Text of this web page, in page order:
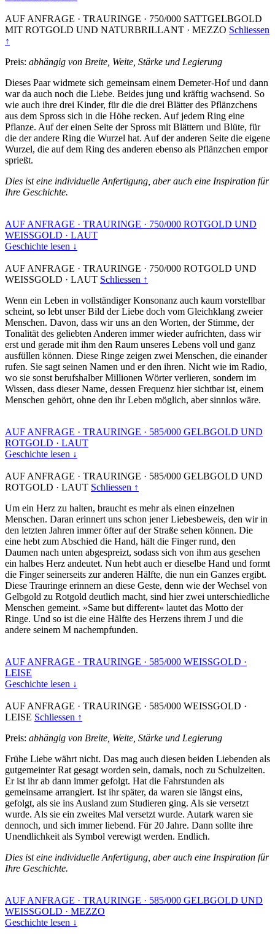
AUF ANFRAGE · TRAURINGE · 750/000 SATTGELBGOLD
MIT ROTGOLD UND NATURBRILLANT · MEZZO Schliessen
↑
Preis: abhängig von Breite, Weite, Stärke und Legierung
Dieses Paar widmete sich gemeinsam einem Demeter-Hof und dann
war da auch noch die Liebe. Beides jung und kräftig wachsend. So
wie auch ihre drei Kinder, für die die drei Blätter des Pflänzchens
aus dem Spross sich in die Höhe recken. Auf jedem Ring eine
Pflanze. Auf der einen Seite der Spross mit Blättern und Blüte, für
die der andere Ring die Wurzel hat. Auf der anderen Seite die eigene
Wurzel, die auf dem Ring des anderen ebenso als Pflänzchen empor
sprießt.
Dies ist eine individuelle Anfertigung, aber auch eine Inspiration für
Ihre Geschichte.
AUF ANFRAGE · TRAURINGE · 750/000 ROTGOLD UND
WEISSGOLD · LAUT
Geschichte lesen ↓
AUF ANFRAGE · TRAURINGE · 750/000 ROTGOLD UND
WEISSGOLD · LAUT Schliessen ↑
Wenn ein Leben in vollständiger Konsonanz auch kaum vorstellbar
scheint, so lebt unser Bild der Liebe doch vom Gleichklang zweier
Menschen. Davon, dass wir uns an den Worten, der Stimme, der
Tonalität des geliebten Anderen immer wieder aufrichten, dass wir
erst und gerade mit ihm den Raum unseres Lebens voll und ganz
ausfüllen können. Diese Ringe zeigen zwei Menschen, die einander
rufen. Sie sagt seinen Namen und er den ihren. Nicht wie im Radio,
wo sie sonst berufshalber Millionen Wörter verlieren, sondern im
Wissen, dass dieser Name, dessen Frequenz hier sichtbar ist, einem
Menschen gehört, ohne den ihr Leben möglich, aber sinnlos wäre.
AUF ANFRAGE · TRAURINGE · 585/000 GELBGOLD UND
ROTGOLD · LAUT
Geschichte lesen ↓
AUF ANFRAGE · TRAURINGE · 585/000 GELBGOLD UND
ROTGOLD · LAUT Schliessen ↑
Um ein Herz zu halten, braucht es mehr als einen einzelnen
Menschen. Daran erinnert uns schon jener Liebesbeweis, den wir in
den letzten Jahren immer öfter auf der Straße sehen können. Die
eine hebt zum Abschied die Hand, hält die Finger rund, den
Daumen nach unten abgespreizt, sodass sich von ihm aus gesehen
ein halbes Herz andeutet. Nun hebt auch er dieselbe Hand und formt
die Finger seinerseits zur anderen Hälfte, die nun ein Ganzes ergibt.
Diese Trauringe erinnern an diese Geste, denn wie der Wechsel von
Gelbgold zu Rotgold deutlich macht, sind hier zwei unterschiedliche
Menschen gemeint. »Same but different« lautet das Motto der
Ringe. Und so ist die eine Hälfte des Herzens ihrem J und die
andere seinem M nachempfunden.
AUF ANFRAGE · TRAURINGE · 585/000 WEISSGOLD ·
LEISE
Geschichte lesen ↓
AUF ANFRAGE · TRAURINGE · 585/000 WEISSGOLD ·
LEISE Schliessen ↑
Preis: abhängig von Breite, Weite, Stärke und Legierung
Frühe Liebe währt nicht. Das mag auch diesen beiden Liebenden als
gutgemeinter Rat gesagt worden sein, damals, noch zu Schulzeiten.
Er ist ihr ab dann immer gefolgt. Hat die Fahrstunden als
gemeinsame arrangiert. Ist ihr später, da waren sie längst eins,
gefolgt, als sie ins Ausland zum Studieren ging. Als sie versetzt
wurde. Als sie ein zweites Mal versetzt wurde. Autark waren sie
dennoch, und sich immer liebend. Für 20 Jahre. Dann sollte ihre
Unendlichkeit als Symbol verewigt werden. Endlich.
Dies ist eine individuelle Anfertigung, aber auch eine Inspiration für
Ihre Geschichte.
AUF ANFRAGE · TRAURINGE · 585/000 GELBGOLD UND
WEISSGOLD · MEZZO
Geschichte lesen ↓